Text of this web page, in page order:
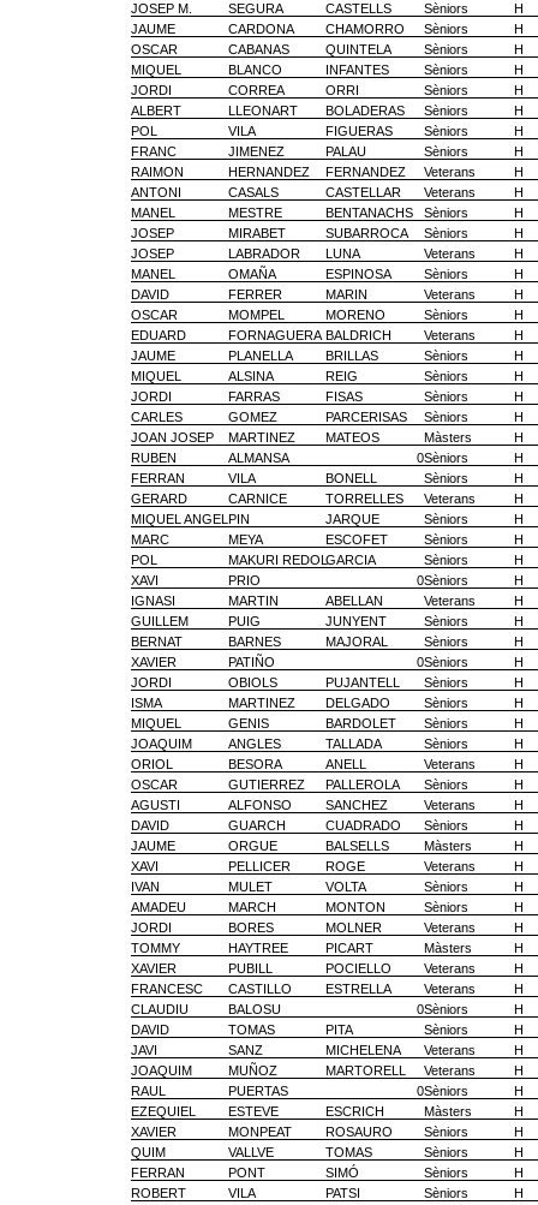
JOSEP M.
SEGURA CASTELLS Sèniors
H
JAUME
CARDONA CHAMORRO Sèniors
H
OSCAR
CABANAS QUINTELA Sèniors
H
MIQUEL
BLANCO INFANTES Sèniors
H
JORDI
CORREA ORRI Sèniors
H
ALBERT
LLEONART BOLADERAS Sèniors
H
POL
VILA FIGUERAS Sèniors
H
FRANC
JIMENEZ PALAU Sèniors
H
RAIMON
HERNANDEZ FERNANDEZ Veterans
H
ANTONI
CASALS CASTELLAR Veterans
H
MANEL
MESTRE BENTANACHS Sèniors
H
JOSEP
MIRABET SUBARROCA Sèniors
H
JOSEP
LABRADOR LUNA Veterans
H
MANEL
OMAÑA ESPINOSA Sèniors
H
DAVID
FERRER MARIN Veterans
H
OSCAR
MOMPEL MORENO Sèniors
H
EDUARD
FORNAGUERA BALDRICH Veterans
H
JAUME
PLANELLA BRILLAS Sèniors
H
MIQUEL
ALSINA REIG Sèniors
H
JORDI
FARRAS FISAS Sèniors
H
CARLES
GOMEZ PARCERISAS Sèniors
H
JOAN JOSEP
MARTINEZ MATEOS Màsters
H
RUBEN
ALMANSA 0Sèniors
H
FERRAN
VILA BONELL Sèniors
H
GERARD
CARNICE TORRELLES Veterans
H
MIQUEL ANGEL PIN JARQUE Sèniors
H
MARC
MEYA ESCOFET Sèniors
H
POL
MAKURI REDOLGARCIA Sèniors
H
XAVI
PRIO 0Sèniors
H
IGNASI
MARTIN ABELLAN Veterans
H
GUILLEM
PUIG JUNYENT Sèniors
H
BERNAT
BARNES MAJORAL Sèniors
H
XAVIER
PATIÑO 0Sèniors
H
JORDI
OBIOLS PUJANTELL Sèniors
H
ISMA
MARTINEZ DELGADO Sèniors
H
MIQUEL
GENIS BARDOLET Sèniors
H
JOAQUIM
ANGLES TALLADA Sèniors
H
ORIOL
BESORA ANELL Veterans
H
OSCAR
GUTIERREZ PALLEROLA Sèniors
H
AGUSTI
ALFONSO SANCHEZ Veterans
H
DAVID
GUARCH CUADRADO Sèniors
H
JAUME
ORGUE BALSELLS Màsters
H
XAVI
PELLICER ROGE Veterans
H
IVAN
MULET VOLTA Sèniors
H
AMADEU
MARCH MONTON Sèniors
H
JORDI
BORES MOLNER Veterans
H
TOMMY
HAYTREE PICART Màsters
H
XAVIER
PUBILL POCIELLO Veterans
H
FRANCESC
CASTILLO ESTRELLA Veterans
H
CLAUDIU
BALOSU 0Sèniors
H
DAVID
TOMAS PITA Sèniors
H
JAVI
SANZ MICHELENA Veterans
H
JOAQUIM
MUÑOZ MARTORELL Veterans
H
RAUL
PUERTAS 0Sèniors
H
EZEQUIEL
ESTEVE ESCRICH Màsters
H
XAVIER
MONPEAT ROSAURO Sèniors
H
QUIM
VALLVE TOMAS Sèniors
H
FERRAN
PONT SIMÓ Sèniors
H
ROBERT
VILA PATSI Sèniors
H